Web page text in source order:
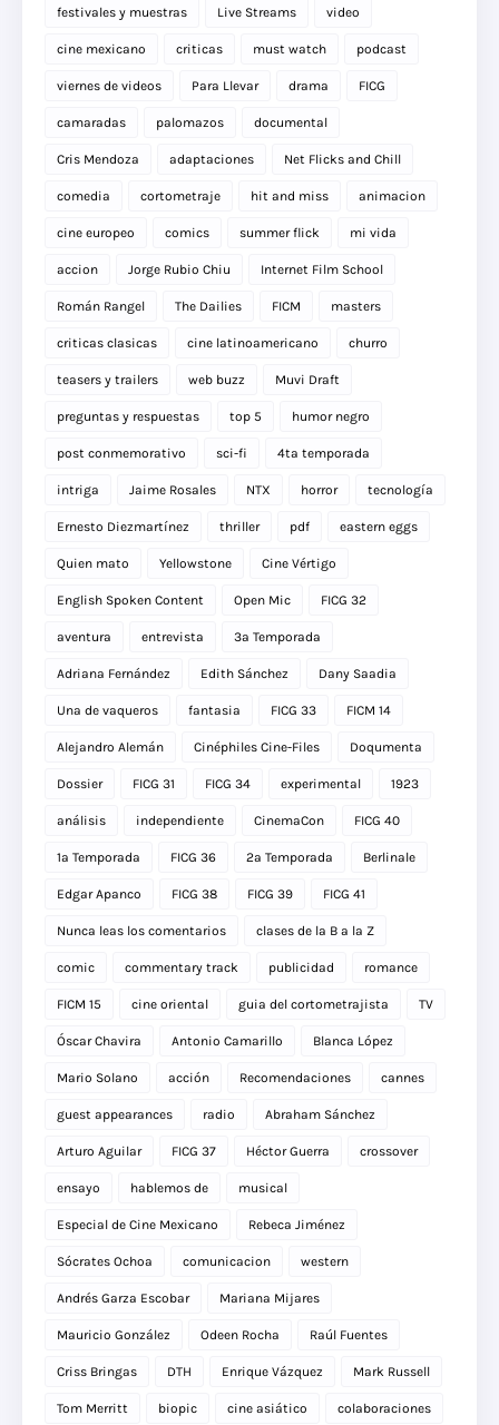
festivales y muestras Live Streams video
cine mexicano criticas must watch podcast
viernes de videos Para Llevar drama FICG
camaradas palomazos documental
Cris Mendoza adaptaciones Net Flicks and Chill
comedia cortometraje hit and miss animacion
cine europeo comics summer flick mi vida
accion Jorge Rubio Chiu Internet Film School
Román Rangel The Dailies FICM masters
criticas clasicas cine latinoamericano churro
teasers y trailers web buzz Muvi Draft
preguntas y respuestas top 5 humor negro
post conmemorativo sci-fi 4ta temporada
intriga Jaime Rosales NTX horror tecnología
Ernesto Diezmartínez thriller pdf eastern eggs
Quien mato Yellowstone Cine Vértigo
English Spoken Content Open Mic FICG 32
aventura entrevista 3a Temporada
Adriana Fernández Edith Sánchez Dany Saadia
Una de vaqueros fantasia FICG 33 FICM 14
Alejandro Alemán Cinéphiles Cine-Files Doqumenta
Dossier FICG 31 FICG 34 experimental 1923
análisis independiente CinemaCon FICG 40
1a Temporada FICG 36 2a Temporada Berlinale
Edgar Apanco FICG 38 FICG 39 FICG 41
Nunca leas los comentarios clases de la B a la Z
comic commentary track publicidad romance
FICM 15 cine oriental guia del cortometrajista TV
Óscar Chavira Antonio Camarillo Blanca López
Mario Solano acción Recomendaciones cannes
guest appearances radio Abraham Sánchez
Arturo Aguilar FICG 37 Héctor Guerra crossover
ensayo hablemos de musical
Especial de Cine Mexicano Rebeca Jiménez
Sócrates Ochoa comunicacion western
Andrés Garza Escobar Mariana Mijares
Mauricio González Odeen Rocha Raúl Fuentes
Criss Bringas DTH Enrique Vázquez Mark Russell
Tom Merritt biopic cine asiático colaboraciones